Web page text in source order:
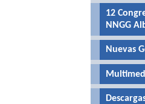
12
NNGG
Nuevas